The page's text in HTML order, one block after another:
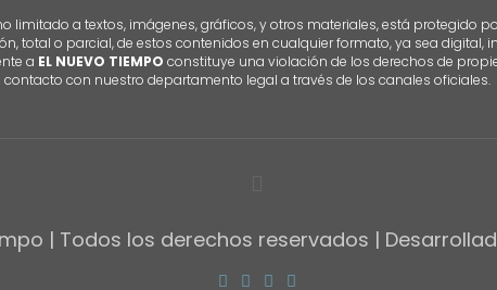
limitado a textos, imágenes, gráficos, y otros materiales, está protegido
total o parcial, de estos contenidos en cualquier formato, ya sea
a EL NUEVO TIEMPO constituye una violación de los derechos de
con nuestro departamento legal a través de los canales oficiales.
| Todos los derechos reservados |